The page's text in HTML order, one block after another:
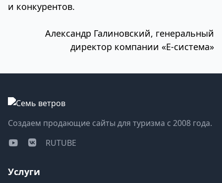
и конкурентов.
Александр Галиновский, генеральный
директор компании «Е-система»
Создаем продающие сайты для туризма с 2008 года.
RUTUBE
Услуги